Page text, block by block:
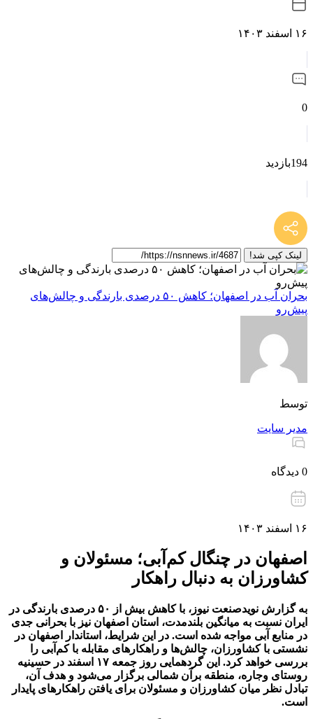
۱۶ اسفند ۱۴۰۳
0
194بازدید
لینک کپی شد!
بحران آب در اصفهان؛ کاهش ۵۰ درصدی بارندگی و چالش‌های
پیش‌رو
توسط
مدیر سایت
0 دیدگاه
۱۶ اسفند ۱۴۰۳
اصفهان در چنگال کم‌آبی؛ مسئولان و
کشاورزان به دنبال راهکار
به گزارش نویدصنعت نیوز، با کاهش بیش از ۵۰ درصدی بارندگی در
ایران نسبت به میانگین بلندمدت، استان اصفهان نیز با بحرانی جدی
در منابع آبی مواجه شده است. در این شرایط، استاندار اصفهان در
نشستی با کشاورزان، چالش‌ها و راهکارهای مقابله با کم‌آبی را
بررسی خواهد کرد. این گردهمایی روز جمعه ۱۷ اسفند در حسینیه
روستای وجاره، منطقه برآن شمالی برگزار می‌شود و هدف آن،
تبادل نظر میان کشاورزان و مسئولان برای یافتن راهکارهای پایدار
است.